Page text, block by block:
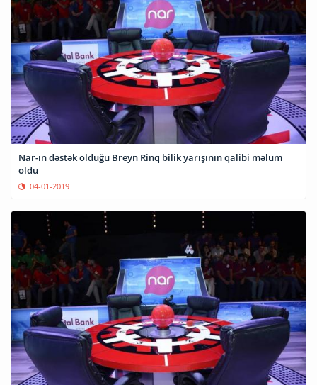
Nar-ın dəstək olduğu Breyn Rinq bilik yarışının qalibi məlum
oldu
04-01-2019